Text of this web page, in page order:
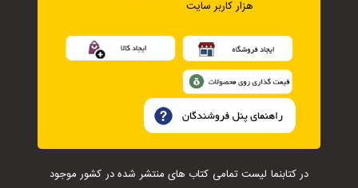
هزار کاربر سایت
در کتابنما لیست تمامی کتاب های منتشر شده در کشور موجود